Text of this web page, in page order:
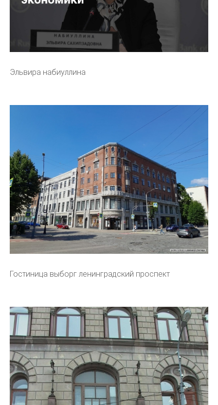
Эльвира набиуллина
Гостиница выборг ленинградский проспект